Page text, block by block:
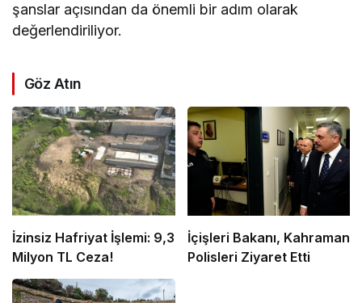
şanslar açısından da önemli bir adım olarak
değerlendiriliyor.
Göz Atın
İzinsiz Hafriyat İşlemi: 9,3
Milyon TL Ceza!
İçişleri Bakanı, Kahraman
Polisleri Ziyaret Etti